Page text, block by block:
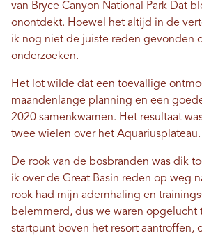
van Bryce Canyon National Park Dat
onontdekt. ​​Hoewel het altijd in de
ik nog niet de juiste reden gevonden
onderzoeken.
Het lot wilde dat een toevallige
maandenlange planning en een
2020 samenkwamen. Het resultaat
twee wielen over het Aquariusplateau.
De rook van de bosbranden was dik
ik over de Great Basin reden op weg
rook had mijn ademhaling en
belemmerd, dus we waren opgelucht
startpunt boven het resort aantroffen,